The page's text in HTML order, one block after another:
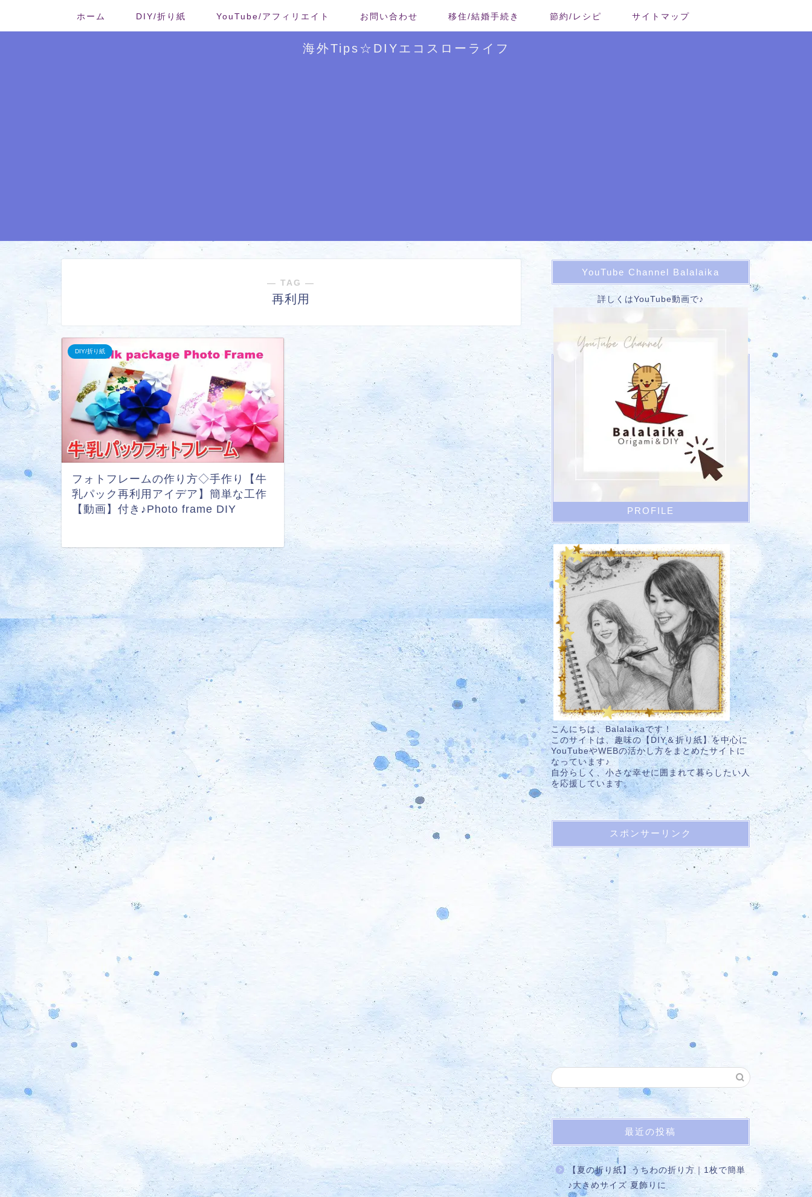
ホーム DIY/折り紙 YouTube/アフィリエイト お問い合わせ 移住/結婚手続き 節約/レシピ サイトマップ
海外Tips☆DIYエコスローライフ
― TAG ―
再利用
DIY/折り紙
フォトフレームの作り方◇手作り【牛
乳パック再利用アイデア】簡単な工作
【動画】付き♪Photo frame DIY
YouTube Channel Balalaika
詳しくはYouTube動画で♪
PROFILE
こんにちは、Balalaikaです！
このサイトは、趣味の【DIY＆折り紙】を中心に
YouTubeやWEBの活かし方をまとめたサイトに
なっています♪
自分らしく、小さな幸せに囲まれて暮らしたい人
を応援しています。
スポンサーリンク
最近の投稿
【夏の折り紙】うちわの折り方｜1枚で簡単
♪大きめサイズ 夏飾りに